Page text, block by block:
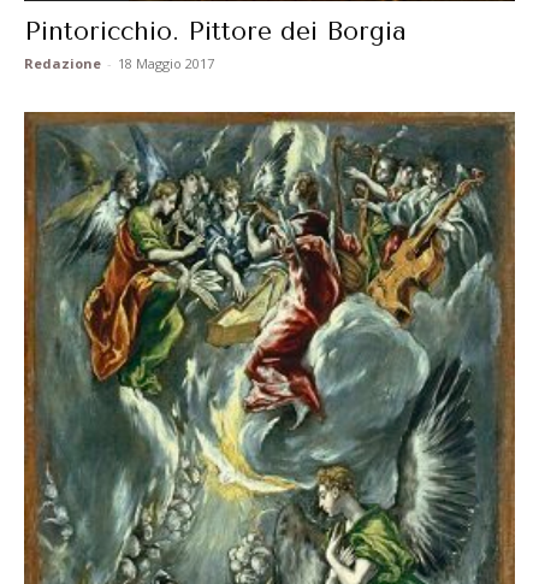
Pintoricchio. Pittore dei Borgia
Redazione - 18 Maggio 2017